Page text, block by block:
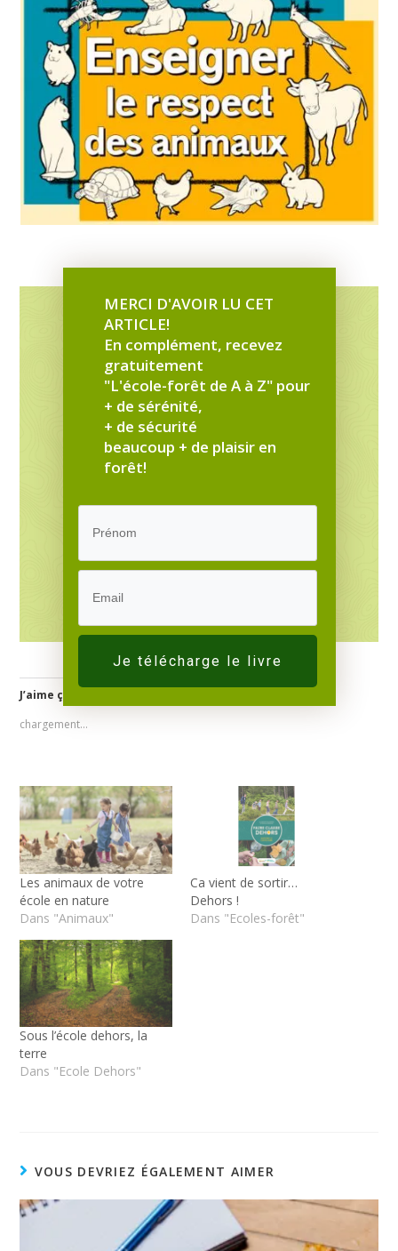
MERCI D'AVOIR LU CET
ARTICLE!
En complément, recevez
gratuitement
"L'école-forêt de A à Z" pour
+ de sérénité,
+ de sécurité
beaucoup + de plaisir en
forêt!
Je télécharge le livre
J’aime ça :
chargement…
Les animaux de votre
école en nature
Dans "Animaux"
Ca vient de sortir…
Dehors !
Dans "Ecoles-forêt"
Sous l’école dehors, la
terre
Dans "Ecole Dehors"
VOUS DEVRIEZ ÉGALEMENT AIMER